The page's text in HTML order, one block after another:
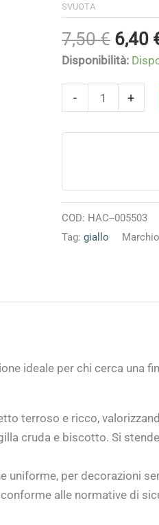
SVUOTA
7,50€ Il
era:
7,50
6,40
Disponibilità:
-
Dust
quantità
+
Alternative:
COD: HAC--005503
Tag:giallo
ideale per chi cerca una
terroso e ricco,
cruda e biscotto. Si
uniforme, per decorazioni
alle normative di